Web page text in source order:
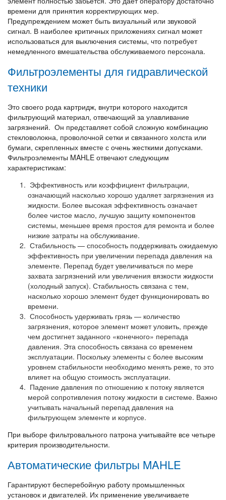
времени для принятия корректирующих мер.
Предупреждением может быть визуальный или звуковой
сигнал. В наиболее критичных приложениях сигнал может
использоваться для выключения системы, что потребует
немедленного вмешательства обслуживаемого персонала.
Фильтроэлементы для гидравлической
техники
Это своего рода картридж, внутри которого находится
фильтрующий материал, отвечающий за улавливание
загрязнений. Он представляет собой сложную комбинацию
стекловолокна, проволочной сетки и связанного холста или
бумаги, скрепленных вместе с очень жесткими допусками.
Фильтроэлементы MAHLE отвечают следующим
характеристикам:
Эффективность или коэффициент фильтрации,
означающий насколько хорошо удаляет загрязнения из
жидкости. Более высокая эффективность означает
более чистое масло, лучшую защиту компонентов
системы, меньшее время простоя для ремонта и более
низкие затраты на обслуживание.
Стабильность — способность поддерживать ожидаемую
эффективность при увеличении перепада давления на
элементе. Перепад будет увеличиваться по мере
захвата загрязнений или увеличения вязкости жидкости
(холодный запуск). Стабильность связана с тем,
насколько хорошо элемент будет функционировать во
времени.
Способность удерживать грязь — количество
загрязнения, которое элемент может уловить, прежде
чем достигнет заданного «конечного» перепада
давления. Эта способность связана со временем
эксплуатации. Поскольку элементы с более высоким
уровнем стабильности необходимо менять реже, то это
влияет на общую стоимость эксплуатации.
Падение давления по отношению к потоку является
мерой сопротивления потоку жидкости в системе. Важно
учитывать начальный перепад давления на
фильтрующем элементе и корпусе.
При выборе фильтровального патрона учитывайте все четыре
критерия производительности.
Автоматические фильтры MAHLE
Гарантируют бесперебойную работу промышленных
установок и двигателей. Их применение увеличиваете